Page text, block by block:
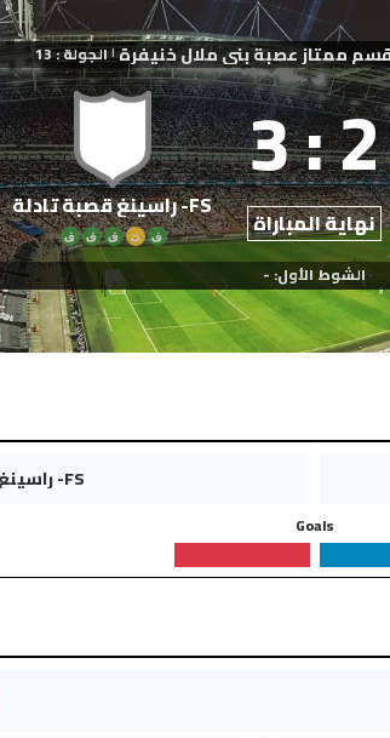
ممتاز عصبة بني ملال خنيفرة | الجولة : 13
2
:
3
نهاية المباراة FS- راسينغ قصبة تادلة
ف ت ف ف ف
الشوط الأول: -
FS- راسينغ قصبة تادلة
Goals